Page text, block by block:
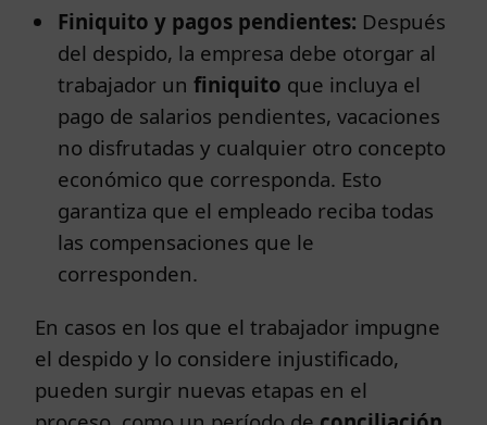
Finiquito y pagos pendientes: Después
del despido, la empresa debe otorgar al
trabajador unfiniquito que incluya el
pago de salarios pendientes, vacaciones
no disfrutadas y cualquier otro concepto
económico que corresponda. Esto
garantiza que el empleado reciba todas
las compensaciones que le
corresponden.
En casos en los que el trabajador impugne
el despido y lo considere injustificado,
pueden surgir nuevas etapas en el